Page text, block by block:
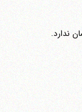
ندارد.